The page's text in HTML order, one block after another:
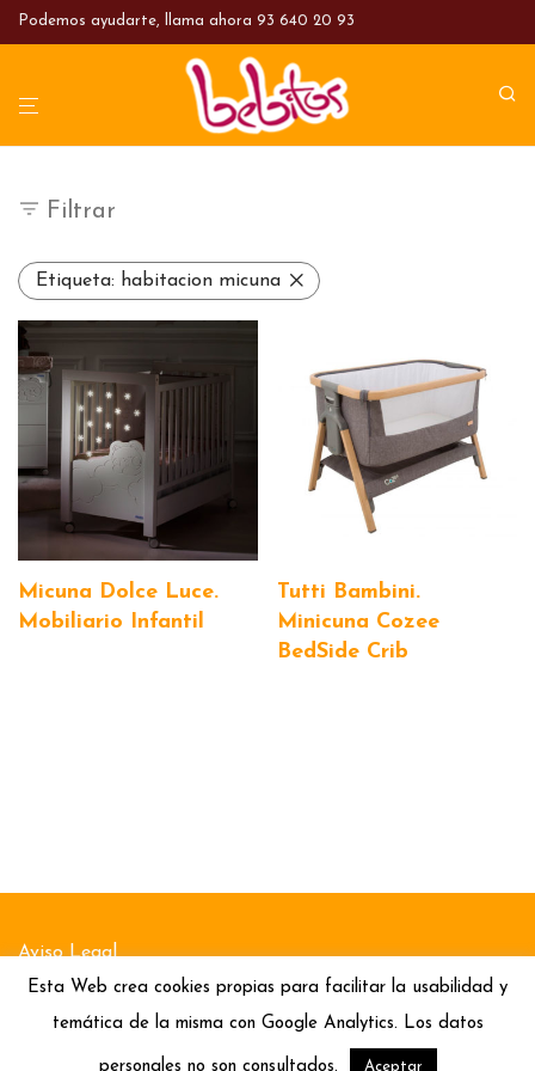
Podemos ayudarte, llama ahora 93 640 20 93
Filtrar
Etiqueta: habitacion micuna
Micuna Dolce Luce.
Mobiliario Infantil
Tutti Bambini.
Minicuna Cozee
BedSide Crib
Aviso Legal
Esta Web crea cookies propias para facilitar la usabilidad y
temática de la misma con Google Analytics. Los datos
personales no son consultados. Aceptar